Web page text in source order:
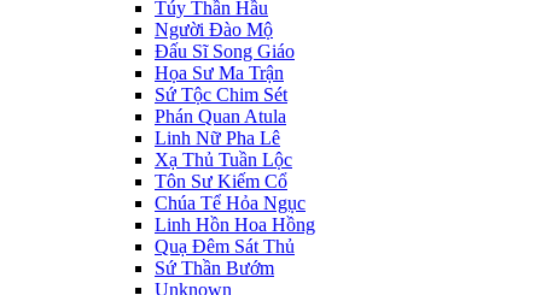
Túy Thần Hầu
Người Đào Mộ
Đấu Sĩ Song Giáo
Họa Sư Ma Trận
Sứ Tộc Chim Sét
Phán Quan Atula
Linh Nữ Pha Lê
Xạ Thủ Tuần Lộc
Tôn Sư Kiếm Cổ
Chúa Tể Hỏa Ngục
Linh Hồn Hoa Hồng
Quạ Đêm Sát Thủ
Sứ Thần Bướm
Unknown